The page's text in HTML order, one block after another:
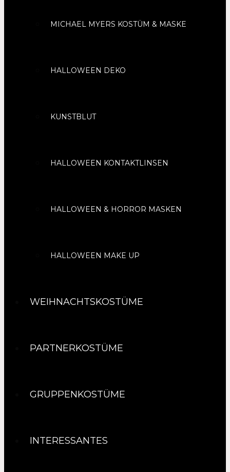
MICHAEL MYERS KOSTÜM & MASKE
HALLOWEEN DEKO
KUNSTBLUT
HALLOWEEN KONTAKTLINSEN
HALLOWEEN & HORROR MASKEN
HALLOWEEN MAKE UP
WEIHNACHTSKOSTÜME
PARTNERKOSTÜME
GRUPPENKOSTÜME
INTERESSANTES